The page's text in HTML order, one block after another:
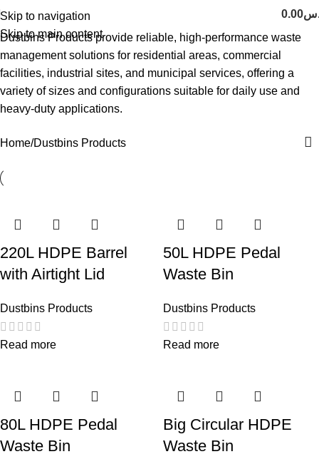
Skip to navigation
Skip to main content
0.00
Dustbins Products provide reliable, high-performance waste
management solutions for residential areas, commercial
facilities, industrial sites, and municipal services, offering a
variety of sizes and configurations suitable for daily use and
heavy-duty applications.
Home Dustbins Products
220L HDPE Barrel
with Airtight Lid
Dustbins Products
Read more
50L HDPE Pedal
Waste Bin
Dustbins Products
Read more
80L HDPE Pedal
Waste Bin
Big Circular HDPE
Waste Bin